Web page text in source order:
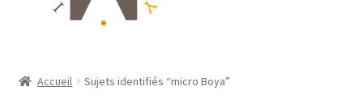
Accueil Sujets identifiés “micro Boya”